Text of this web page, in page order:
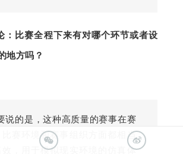
比赛全程下来有对哪个环节或者设
地方吗？
说的是，这种高质量的赛事在赛
赛环境和赛事组织方面都相当
，用于模拟现实环境的仿真体